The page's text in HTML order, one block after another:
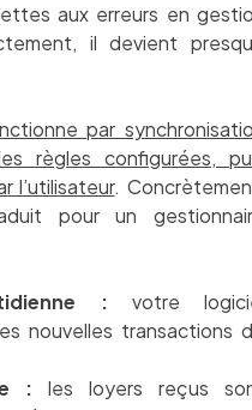
aux erreurs en
il devient
par
règles configurées,
l’utilisateur.
pour un
: votre
nouvelles transactions
: les loyers reçus